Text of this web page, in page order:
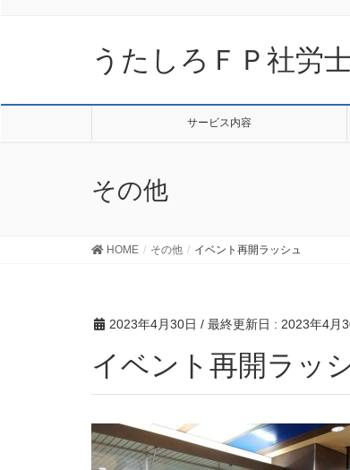
うたしろＦＰ社労
サービス内容
その他
HOME その他 イベント再開ラッシュ
2023年4月30日 / 最終更新日 : 2023年4月
イベント再開ラッ